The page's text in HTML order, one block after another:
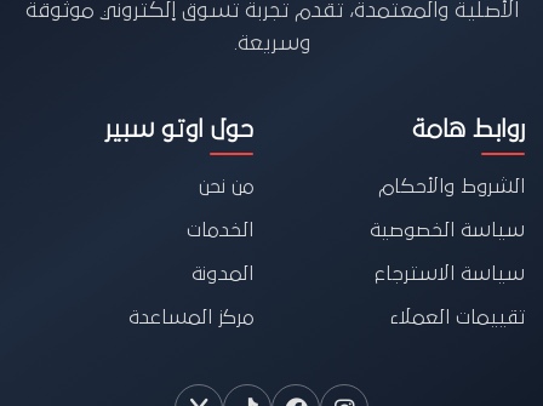
الأصلية والمعتمدة، تقدم تجربة تسوق إلكتروني موثوقة
وسريعة.
روابط هامة
الشروط والأحكام
سياسة الخصوصية
سياسة الاسترجاع
تقييمات العملاء
حول اوتو سبير
من نحن
الخدمات
المدونة
مركز المساعدة